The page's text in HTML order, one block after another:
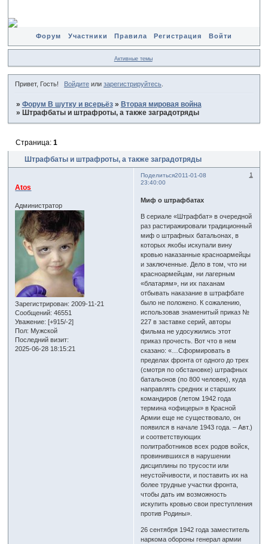
Форум Участники Правила Регистрация Войти
Активные темы
Привет, Гость! Войдитеили зарегистрируйтесь.
» Форум В шутку и всерьёз » Вторая мировая война
» Штрафбаты и штрафроты, а также заградотряды
Штрафбаты и штрафроты, а также заградотряды
Страница: 1
Поделиться 1
2011-01-08
23:40:00
Atos
Администратор
Зарегистрирован: 2009-11-21
Сообщений: 46551
Уважение: [+915/-2]
Пол: Мужской
Последний визит:
2025-06-28 18:15:21
Миф о штрафбатах
В сериале «Штрафбат» в очередной
раз растиражировали традиционный
миф о штрафных батальонах, в
которых якобы искупали вину
кровью наказанные красноармейцы
и заключенные. Дело в том, что ни
красноармейцам, ни лагерным
«блатарям», ни их паханам
отбывать наказание в штрафбате
было не положено. К сожалению,
использовав знаменитый приказ №
227 в заставке серий, авторы
фильма не удосужились этот
приказ прочесть. Вот что в нем
сказано: «…Сформировать в
пределах фронта от одного до трех
(смотря по обстановке) штрафных
батальонов (по 800 человек), куда
направлять средних и старших
командиров (летом 1942 года
термина «офицеры» в Красной
Армии еще не существовало, он
появился в начале 1943 года. – Авт.)
и соответствующих
политработников всех родов войск,
провинившихся в нарушении
дисциплины по трусости или
неустойчивости, и поставить их на
более трудные участки фронта,
чтобы дать им возможность
искупить кровью свои преступления
против Родины».
26 сентября 1942 года заместитель
наркома обороны генерал армии